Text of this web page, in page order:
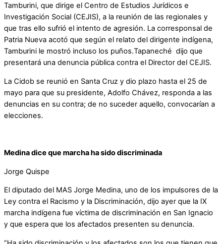
Tamburini, que dirige el Centro de Estudios Jurídicos e
Investigación Social (CEJIS), a la reunión de las regionales y
que tras ello sufrió el intento de agresión. La corresponsal de
Patria Nueva acotó que según el relato del dirigente indígena,
Tamburini le mostró incluso los puños.Tapaneché dijo que
presentará una denuncia pública contra el Director del CEJIS.
La Cidob se reunió en Santa Cruz y dio plazo hasta el 25 de
mayo para que su presidente, Adolfo Chávez, responda a las
denuncias en su contra; de no suceder aquello, convocarían a
elecciones.
Medina dice que marcha ha sido discriminada
Jorge Quispe
El diputado del MAS Jorge Medina, uno de los impulsores de la
Ley contra el Racismo y la Discriminación, dijo ayer que la IX
marcha indígena fue víctima de discriminación en San Ignacio
y que espera que los afectados presenten su denuncia.